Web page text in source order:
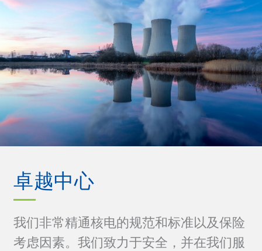
卓越中心
我们非常精通核电的规范和标准以及保险
考虑因素。我们致力于安全，并在我们服